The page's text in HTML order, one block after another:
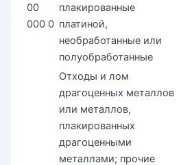
00
000 0
плакированные
платиной,
необработанные или
полуобработанные
Отходы и лом
драгоценных металлов
или металлов,
плакированных
драгоценными
металлами; прочие